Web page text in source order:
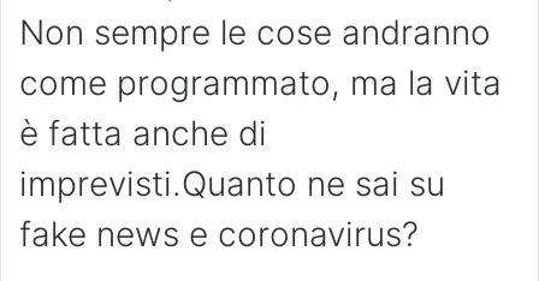
Non sempre le cose andranno
come programmato, ma la vita
è fatta anche di
imprevisti.Quanto ne sai su
fake news e coronavirus?